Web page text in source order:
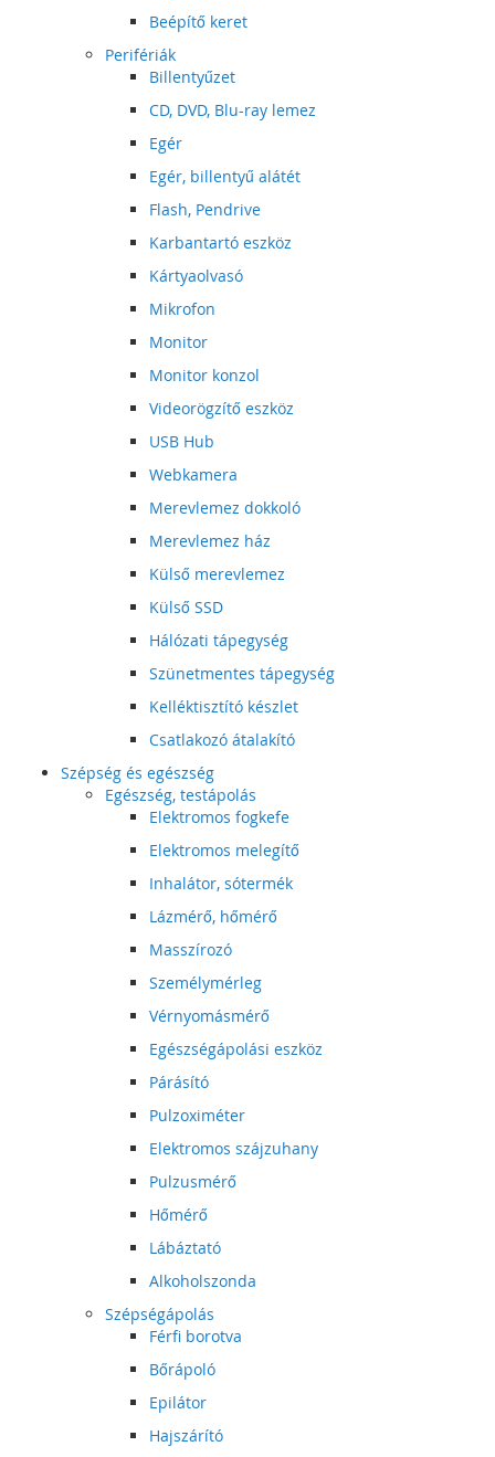
Beépítő keret
Perifériák
Billentyűzet
CD, DVD, Blu-ray lemez
Egér
Egér, billentyű alátét
Flash, Pendrive
Karbantartó eszköz
Kártyaolvasó
Mikrofon
Monitor
Monitor konzol
Videorögzítő eszköz
USB Hub
Webkamera
Merevlemez dokkoló
Merevlemez ház
Külső merevlemez
Külső SSD
Hálózati tápegység
Szünetmentes tápegység
Kelléktisztító készlet
Csatlakozó átalakító
Szépség és egészség
Egészség, testápolás
Elektromos fogkefe
Elektromos melegítő
Inhalátor, sótermék
Lázmérő, hőmérő
Masszírozó
Személymérleg
Vérnyomásmérő
Egészségápolási eszköz
Párásító
Pulzoximéter
Elektromos szájzuhany
Pulzusmérő
Hőmérő
Lábáztató
Alkoholszonda
Szépségápolás
Férfi borotva
Bőrápoló
Epilátor
Hajszárító